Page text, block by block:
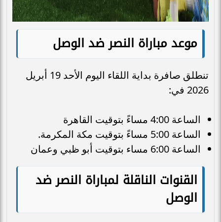
موعد مباراة النصر ضد الوصل
تنطلق صافرة بداية اللقاء اليوم الأحد 19 أبريل
2026 في:
الساعة 4:00 مساءً بتوقيت القاهرة
الساعة 5:00 مساءً بتوقيت مكة المكرمة.
الساعة 6:00 مساء بتوقيت أبو ظبي وعمان
القنوات الناقلة لمباراة النصر ضد
الوصل